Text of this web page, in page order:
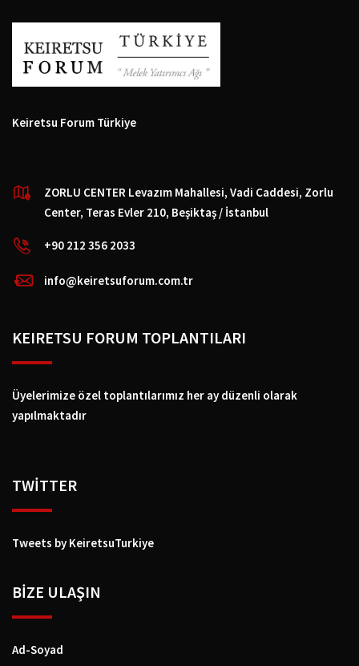
Keiretsu Forum Türkiye
ZORLU CENTER Levazım Mahallesi, Vadi Caddesi, Zorlu
Center, Teras Evler 210, Beşiktaş / İstanbul
+90 212 356 2033
info@keiretsuforum.com.tr
KEIRETSU FORUM TOPLANTILARI
Üyelerimize özel toplantılarımız her ay düzenli olarak
yapılmaktadır
TWİTTER
Tweets by KeiretsuTurkiye
BIZE ULAŞIN
Ad-Soyad